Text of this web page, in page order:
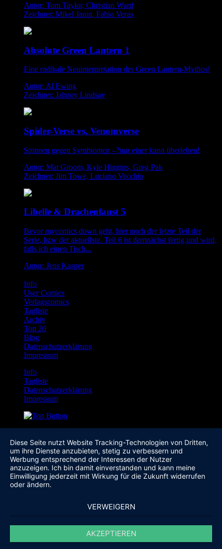
Autor: Tom Taylor, Christian Ward
Zeichner: Mikel Janin, Fabio Veras
Absolute Green Lantern 1
Eine radikale Neuinterpretation des Green Lantern-Mythos!
Autor: Al Ewing
Zeichner: Jahnoy Lindsay
Spider-Verse vs. Venomverse
Spinnen gegen Symbionten –?nur einer kann überleben!
Autor: Mat Groom, Kyle Higgins, Greg Pak
Zeichner: Jim Towe, Luciano Vecchio
Libelle & Drachenfaust 5
Bevor mycomics down geht, hier noch der letzte Teil der
Serie, bzw der aktuellste. Teil 6 ist demnächst fertig und wird,
falls ich einen Tisch...
Autor: Jens Kasper
Info
User Comics
Verlagscomics
Tagliste
Archiv
Top 20
Blog
Datenschutzerklärung
Impressum
Info
Tagliste
Datenschutzerklärung
Impressum
Diese Seite nutzt Website Tracking-Technologien von Dritten,
um ihre Dienste anzubieten, stetig zu verbessern und
Werbung entsprechend der Interessen der Nutzer
anzuzeigen. Ich bin damit einverstanden und kann meine
Einwilligung jederzeit mit Wirkung für die Zukunft widerrufen
oder ändern.
VERWEIGERN
AKZEPTIEREN